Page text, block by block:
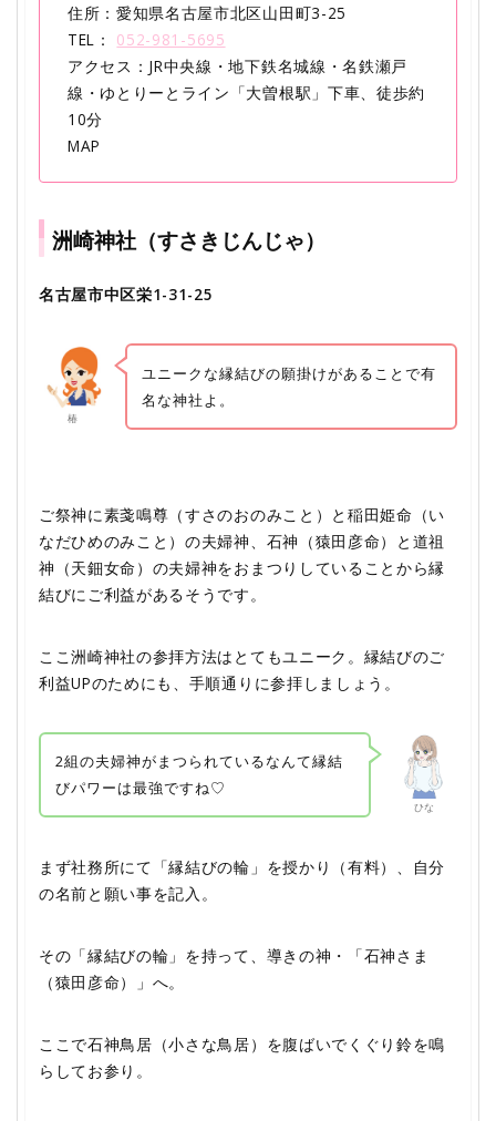
住所：愛知県名古屋市北区山田町3-25
TEL： 052-981-5695
アクセス：JR中央線・地下鉄名城線・名鉄瀬戸
線・ゆとりーとライン「大曽根駅」下車、徒歩約
10分
MAP
洲崎神社（すさきじんじゃ）
名古屋市中区栄1-31-25
椿
ユニークな縁結びの願掛けがあることで有
名な神社よ。
ご祭神に素戔鳴尊（すさのおのみこと）と稲田姫命（い
なだひめのみこと）の夫婦神、石神（猿田彦命）と道祖
神（天鈿女命）の夫婦神をおまつりしていることから縁
結びにご利益があるそうです。
ここ洲崎神社の参拝方法はとてもユニーク。縁結びのご
利益UPのためにも、手順通りに参拝しましょう。
ひな
2組の夫婦神がまつられているなんて縁結
びパワーは最強ですね♡
まず社務所にて「縁結びの輪」を授かり（有料）、自分
の名前と願い事を記入。
その「縁結びの輪」を持って、導きの神・「石神さま
（猿田彦命）」へ。
ここで石神鳥居（小さな鳥居）を腹ばいでくぐり鈴を鳴
らしてお参り。